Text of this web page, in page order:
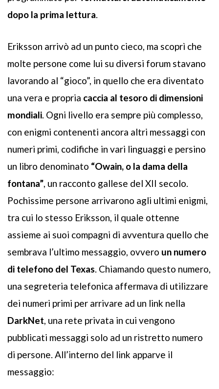
dopo la prima lettura
Eriksson arrivò ad un punto cieco, ma scoprì che
molte persone come lui su diversi forum stavano
lavorando al “gioco”, in quello che era diventato
una vera e propria caccia al tesoro di dimensioni
mondiali . Ogni livello era sempre più complesso,
con enigmi contenenti ancora altri messaggi con
numeri primi, codifiche in vari linguaggi e persino
un libro denominato “Owain, o la dama della
fontana” , un racconto gallese del XII secolo.
Pochissime persone arrivarono agli ultimi enigmi,
tra cui lo stesso Eriksson, il quale ottenne
assieme ai suoi compagni di avventura quello che
sembrava l’ultimo messaggio, ovvero un numero
di telefono del Texas . Chiamando questo numero,
una segreteria telefonica affermava di utilizzare
dei numeri primi per arrivare ad un link nella
DarkNet , una rete privata in cui vengono
pubblicati messaggi solo ad un ristretto numero
di persone. All’interno del link apparve il
messaggio: